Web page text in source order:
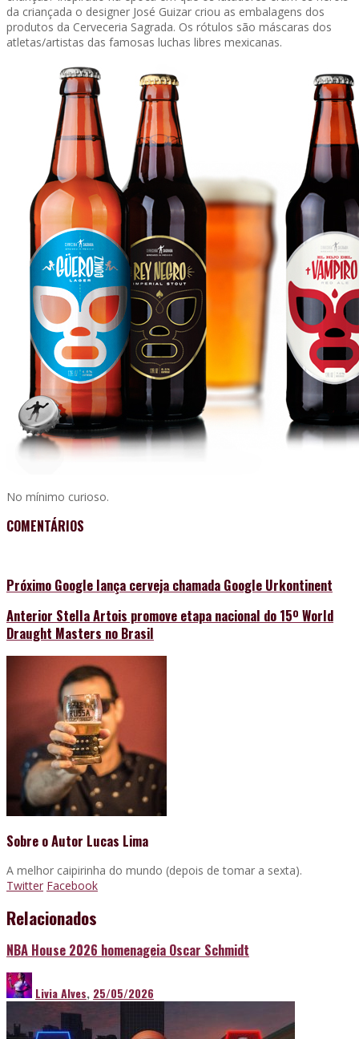
da criançada o designer José Guizar criou as embalagens dos
produtos da Cerveceria Sagrada. Os rótulos são máscaras dos
atletas/artistas das famosas luchas libres mexicanas.
No mínimo curioso.
COMENTÁRIOS
Próximo Google lança cerveja chamada Google Urkontinent
Anterior Stella Artois promove etapa nacional do 15º World
Draught Masters no Brasil
Sobre o Autor Lucas Lima
A melhor caipirinha do mundo (depois de tomar a sexta).
Twitter Facebook
Relacionados
NBA House 2026 homenageia Oscar Schmidt
Livia Alves, 25/05/2026